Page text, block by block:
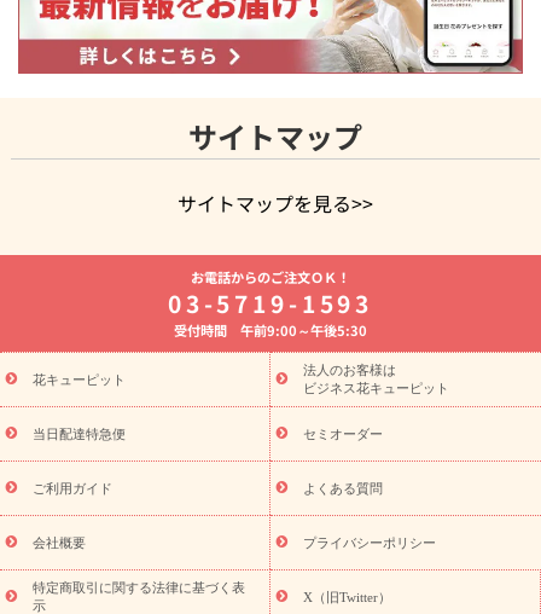
サイトマップ
サイトマップを見る>>
よく贈られる花
お祝いの花特集
誕生日フラワーギフト特集
8月の誕生花(トルコキキョウ)
開店・開業祝い
お供え・お悔やみ お供え・お悔やみの花
通夜・葬儀に贈る花 胡蝶蘭・花鉢
ーブドフラワー
季節のイベント
ひまわり ギフト・プレゼント
特集
お盆 花（新盆・初盆） 季節のイベント
お盆 花（新
盆・初盆）
お盆 花（新盆・初盆）
お盆・お供え 花とセットギ
フト
お盆・お供え プリザーブドフラワー
ひまわり ギフト・プ
レゼント特集
夏の花贈り・お中元・暑中見舞い 花のギフト特集
敬老の日におくる花ギフト・プレゼント特集
花ギフト・プレゼント特集
敬老の日 花のおすすめランキング
敬
老の日 花鉢植えのギフト・プレゼント特集
敬老の日 花とセットギ
フト・プレゼント特集
敬老の日の花 全てのギフト一覧
キャン
ペーン
映画『ウォーターガーディアンズ』コラボキャンペーン
お電話からのご注文ＯＫ！
03-5719-1593
受付時間 午前9:00～午後5:30
花キューピット
法人のお客様は
ビジネス花キューピット
当日配達特急便 セミオーダー
ご利用ガイド よくある質問
会社概要 プライバシーポリシー
特定商取引に関する法律に基づく表
示
X（旧Twitter）